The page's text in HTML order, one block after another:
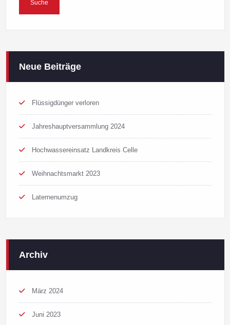
Neue Beiträge
Flüssigdünger verloren
Jahreshauptversammlung 2024
Hochwassereinsatz Landkreis Celle
Weihnachtsmarkt 2023
Laternenumzug
Archiv
März 2024
Juni 2023